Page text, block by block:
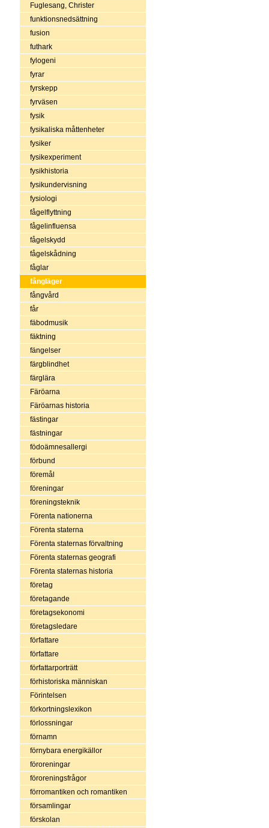
Fuglesang, Christer
funktionsnedsättning
fusion
futhark
fylogeni
fyrar
fyrskepp
fyrväsen
fysik
fysikaliska måttenheter
fysiker
fysikexperiment
fysikhistoria
fysikundervisning
fysiologi
fågelflyttning
fågelinfluensa
fågelskydd
fågelskådning
fåglar
fångläger
fångvård
får
fäbodmusik
fäktning
fängelser
färgblindhet
färglära
Färöarna
Färöarnas historia
fästingar
fästningar
födoämnesallergi
förbund
föremål
föreningar
föreningsteknik
Förenta nationerna
Förenta staterna
Förenta staternas förvaltning
Förenta staternas geografi
Förenta staternas historia
företag
företagande
företagsekonomi
företagsledare
författare
författare
författarporträtt
förhistoriska människan
Förintelsen
förkortningslexikon
förlossningar
förnamn
förnybara energikällor
föroreningar
föroreningsfrågor
förromantiken och romantiken
församlingar
förskolan